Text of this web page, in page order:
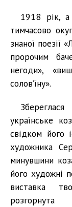
1918 рік,
тимчасово
знаної поезії
пророчим
негоди»,
солов’їну».
українське
свідком його
художника
минувшини
його художні
виставка